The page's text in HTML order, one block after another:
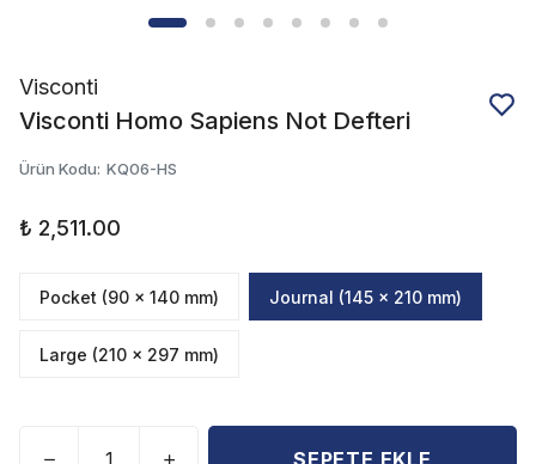
Visconti
Visconti Homo Sapiens Not Defteri
Ürün Kodu: KQ06-HS
₺ 2,511.00
Pocket (90 x 140 mm) Journal (145 x 210 mm)
Large (210 x 297 mm)
SEPETE EKLE